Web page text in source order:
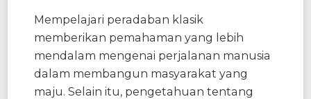
Mempelajari peradaban klasik
memberikan pemahaman yang lebih
mendalam mengenai perjalanan manusia
dalam membangun masyarakat yang
maju. Selain itu, pengetahuan tentang